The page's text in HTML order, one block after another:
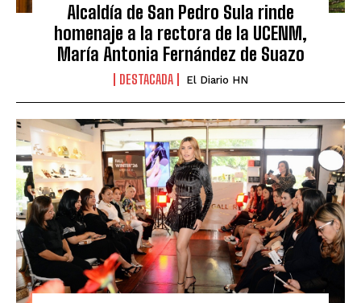
Alcaldía de San Pedro Sula rinde
homenaje a la rectora de la UCENM,
María Antonia Fernández de Suazo
DESTACADA El Diario HN